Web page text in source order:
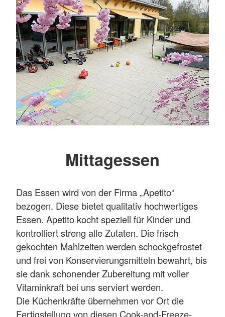
Mittagessen
Das Essen wird von der Firma „Apetito“
bezogen. Diese bietet qualitativ hochwertiges
Essen. Apetito kocht speziell für Kinder und
kontrolliert streng alle Zutaten. Die frisch
gekochten Mahlzeiten werden schockgefrostet
und frei von Konservierungsmitteln bewahrt, bis
sie dank schonender Zubereitung mit voller
Vitaminkraft bei uns serviert werden.
Die Küchenkräfte übernehmen vor Ort die
Fertigstellung von diesen Cook-and-Freeze-